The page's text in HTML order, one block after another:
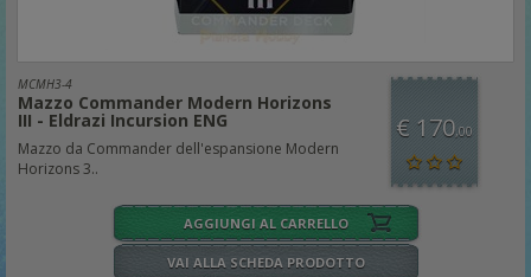
MCMH3-4
Mazzo Commander Modern Horizons
III - Eldrazi Incursion ENG
Mazzo da Commander dell'espansione Modern
Horizons 3..
€ 170,00
AGGIUNGI AL CARRELLO
VAI ALLA SCHEDA PRODOTTO